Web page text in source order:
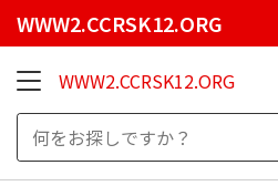
WWW2.CCRSK12.ORG
WWW2.CCRSK12.ORG